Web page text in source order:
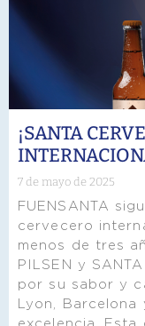
¡SANTA
7 de mayo de 2025
FUENSANTA
cervecero
menos de tres
PILSEN y
por su sabor y
Lyon,